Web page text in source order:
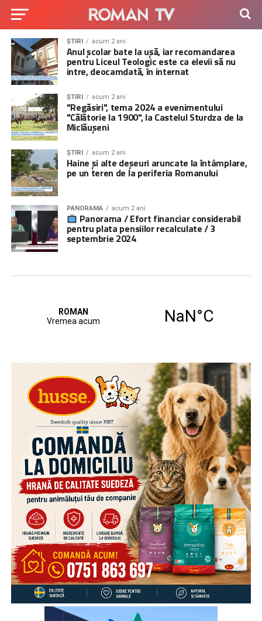
ȘTIRI acum 2 ani
Anul școlar bate la ușă, iar recomandarea
pentru Liceul Teologic este ca elevii să nu
intre, deocamdată, în internat
ȘTIRI acum 2 ani
"Regăsiri", tema 2024 a evenimentului
"Călătorie la 1900", la Castelul Sturdza de la
Miclăușeni
ȘTIRI acum 2 ani
Haine și alte deșeuri aruncate la întâmplare,
pe un teren de la periferia Romanului
PANORAMA acum 2 ani
Panorama / Efort financiar considerabil
pentru plata pensiilor recalculate / 3
septembrie 2024